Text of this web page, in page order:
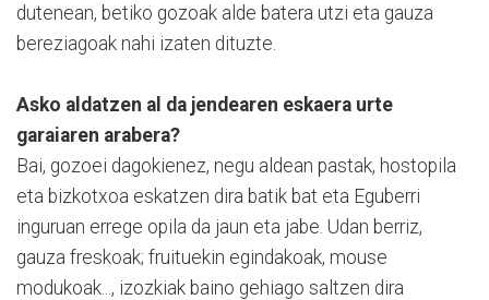
dutenean, betiko gozoak alde batera utzi eta gauza
bereziagoak nahi izaten dituzte.
Asko aldatzen al da jendearen eskaera urte
garaiaren arabera?
Bai, gozoei dagokienez, negu aldean pastak, hostopila
eta bizkotxoa eskatzen dira batik bat eta Eguberri
inguruan errege opila da jaun eta jabe. Udan berriz,
gauza freskoak; fruituekin egindakoak, mouse
modukoak..., izozkiak baino gehiago saltzen dira